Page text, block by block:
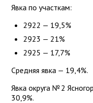
Явка по участкам:
2922 — 19,5%
2923 — 21%
2925 — 17,7%
Средняя явка — 19,4%.
Явка округа № 2
30,9%.